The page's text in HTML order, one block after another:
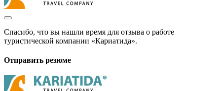
Спасибо, что вы нашли время для отзыва о работе
туристической компании «Кариатида».
Отправить резюме